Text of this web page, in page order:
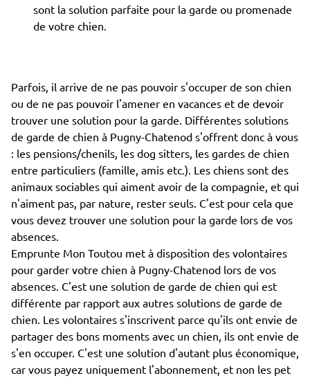
sont la solution parfaite pour la garde ou promenade
de votre chien.
Parfois, il arrive de ne pas pouvoir s'occuper de son chien
ou de ne pas pouvoir l'amener en vacances et de devoir
trouver une solution pour la garde. Différentes solutions
de garde de chien à Pugny-Chatenod s'offrent donc à vous
: les pensions/chenils, les dog sitters, les gardes de chien
entre particuliers (famille, amis etc.). Les chiens sont des
animaux sociables qui aiment avoir de la compagnie, et qui
n'aiment pas, par nature, rester seuls. C'est pour cela que
vous devez trouver une solution pour la garde lors de vos
absences.
Emprunte Mon Toutou met à disposition des volontaires
pour garder votre chien à Pugny-Chatenod lors de vos
absences. C'est une solution de garde de chien qui est
différente par rapport aux autres solutions de garde de
chien. Les volontaires s'inscrivent parce qu'ils ont envie de
partager des bons moments avec un chien, ils ont envie de
s'en occuper. C'est une solution d'autant plus économique,
car vous payez uniquement l'abonnement, et non les pet